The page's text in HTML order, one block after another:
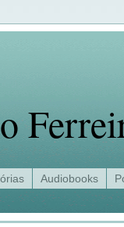
Audiobooks